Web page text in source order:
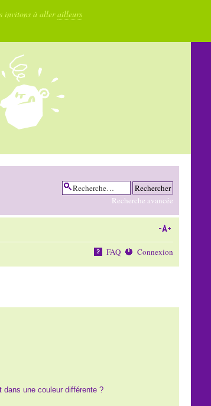
invitons à allerailleurs
Recherche avancée
FAQ Connexion
dans une couleur différente ?